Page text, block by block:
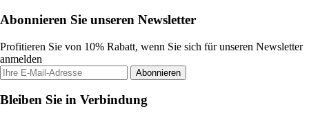
Abonnieren Sie unseren Newsletter
Profitieren Sie von 10% Rabatt, wenn Sie sich für unseren Newsletter
anmelden
Abonnieren
Bleiben Sie in Verbindung